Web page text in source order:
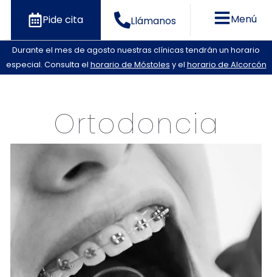
Llámanos
Pide cita Menú
Durante el mes de agosto nuestras clínicas tendrán un horario
especial. Consulta el horario de Móstoles y el horario de Alcorcón
Ortodoncia